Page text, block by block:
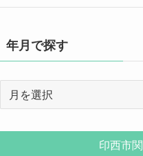
年月で探す
印西市